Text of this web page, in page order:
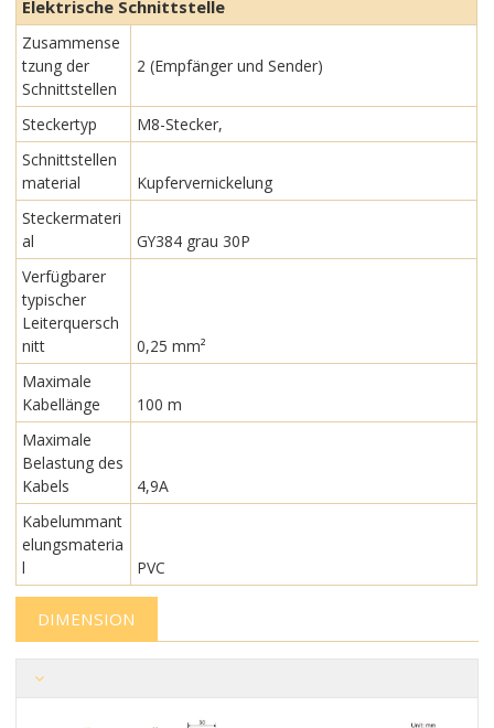
Elektrische Schnittstelle
Zusammense
tzung der
Schnittstellen
2 (Empfänger und Sender)
Steckertyp
M8-Stecker,
Schnittstellen
material
Kupfervernickelung
Steckermateri
al
GY384 grau 30P
Verfügbarer
typischer
Leiterquersch
nitt
0,25 mm²
Maximale
Kabellänge
100 m
Maximale
Belastung des
Kabels
4,9A
Kabelummant
elungsmateria
l
PVC
DIMENSION